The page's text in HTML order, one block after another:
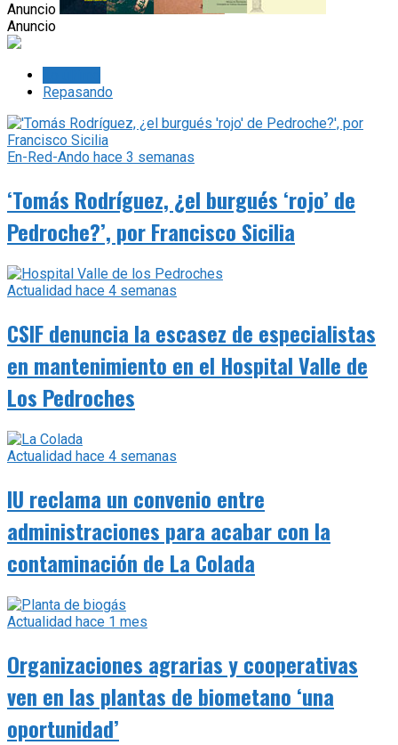
Anuncio
Anuncio
Repasando
En-Red-Ando hace 3 semanas
‘Tomás Rodríguez, ¿el burgués ‘rojo’ de
Pedroche?’, por Francisco Sicilia
Actualidad hace 4 semanas
CSIF denuncia la escasez de especialistas
en mantenimiento en el Hospital Valle de
Los Pedroches
Actualidad hace 4 semanas
IU reclama un convenio entre
administraciones para acabar con la
contaminación de La Colada
Actualidad hace 1 mes
Organizaciones agrarias y cooperativas
ven en las plantas de biometano ‘una
oportunidad’